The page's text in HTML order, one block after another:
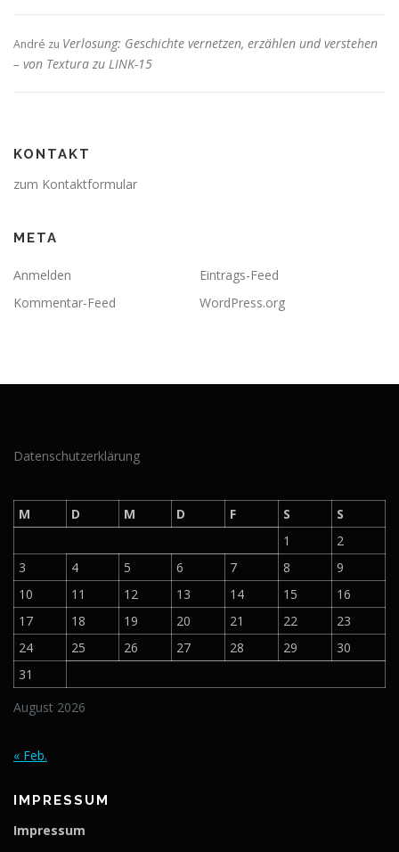
André zu Verlosung: Geschichte vernetzen, erzählen und verstehen
– von Textura zu LINK-15
KONTAKT
zum Kontaktformular
META
Anmelden
Eintrags-Feed
Kommentar-Feed
WordPress.org
Datenschutzerklärung
August 2026
M D M D F S
S
1
2
3
4 5 6 7 8
9
10
11 12 13 14 15
16
17
18 19 20 21 22
23
24
25 26 27 28 29
30
31
« Feb.
IMPRESSUM
Impressum